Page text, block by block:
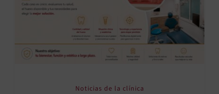
Noticias de la clínica